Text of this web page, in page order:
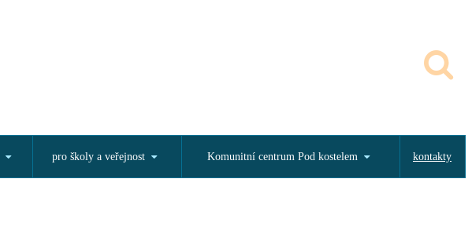
pro školy a veřejnost Komunitní centrum Pod kostelem kontakty